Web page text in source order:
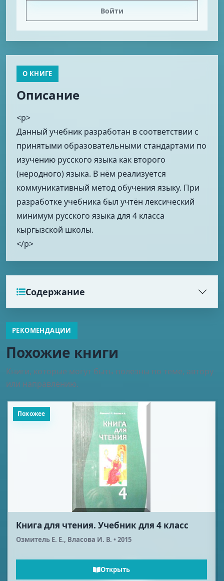
Войти
О КНИГЕ
Описание
<p>
Данный учебник разработан в соответствии с
принятыми образовательными стандартами по
изучению русского языка как второго
(неродного) языка. В нём реализуется
коммуникативный метод обучения языку. При
разработке учебника был учтён лексический
минимум русского языка для 4 класса
кыргызской школы.
</p>
Содержание
РЕКОМЕНДАЦИИ
Похожие книги
Книги, которые могут быть полезны по теме, автору
или направлению.
Похожее
Родиноведение: 4 класс
Бухова Е. А. , Солошенко О. В., Шаповалова Е. П. • 2015
Открыть